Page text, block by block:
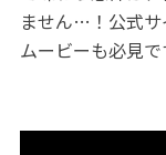
ません…！公式サ
ムービーも必見で